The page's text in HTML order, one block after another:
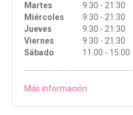
Martes
9:30 - 21:30
Miércoles
9:30 - 21:30
Jueves
9:30 - 21:30
Viernes
9:30 - 21:30
Sábado
11:00 - 15:00
Más información